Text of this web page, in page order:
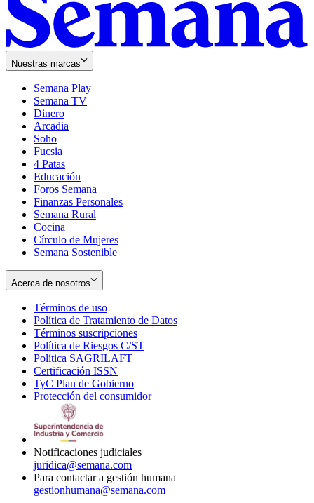
Nuestras marcas
Semana Play
Semana TV
Dinero
Arcadia
Soho
in
new
window
Fucsia
in
new
window
4 Patas
Educación
Foros Semana
Finanzas Personales
Semana Rural
Cocina
Círculo de Mujeres
Semana Sostenible
Acerca de nosotros
Términos de uso
in
new
window
Política de Tratamiento de Datos
Términos suscripciones
in
Política de Riesgos C/ST
Política SAGRILAFT
new
window
Certificación ISSN
in
new
TyC Plan de Gobierno
in
Protección del consumidorOpens
Notificaciones judiciales
juridica@semana.com
Para contactar a gestión humana
gestionhumana@semana.com